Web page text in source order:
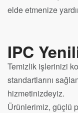
elde etmenize
IPC
Temizlik işlerinizi
standartlarını
hizmetinizdeyiz.
Ürünlerimiz, güçlü